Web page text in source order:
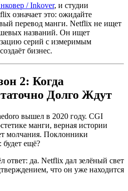
/ Inkover, и студии
означает это: ожидайте
перевод манги. Netflix не ищет
названий. Он ищет
серий с измеримым
бизнес.
2: Когда
Долго Ждут
вышел в 2020 году. CGI
манги, верная истории
молчания. Поклонники
ещё?
ответ: да. Netflix дал зелёный свет
что он уже находится